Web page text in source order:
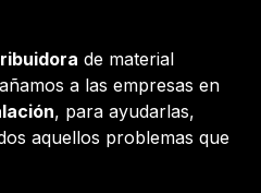
de material
a las empresas en
, para ayudarlas,
aquellos problemas que